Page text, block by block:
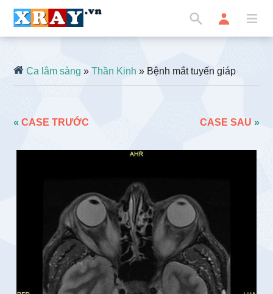
Ca lâm sàng »Thần Kinh » Bệnh mắt tuyến giáp
«CASE TRƯỚC CASE SAU »